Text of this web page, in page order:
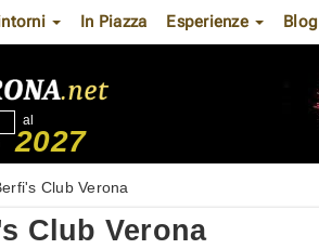
In Piazza Esperienze Blog
al
2027
Club Verona
Club Verona